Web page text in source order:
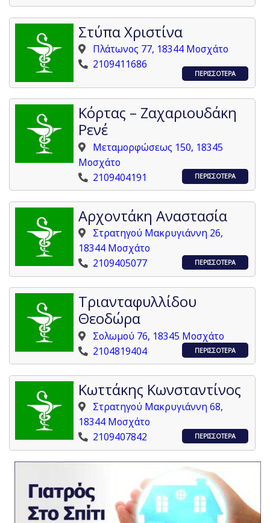
Στύπα Χριστίνα
Πλάτωνος 77, 18344 Μοσχάτο
2109411686
ΠΕΡΙΣΣΟΤΕΡΑ
Κόρτας – Ζαχαριουδάκη
Ρενέ
Μεταμορφώσεως 150, 18345
Μοσχάτο
2109404191
ΠΕΡΙΣΣΟΤΕΡΑ
Αρχοντάκη Αναστασία
Στρατηγού Μακρυγιάννη 26,
18344 Μοσχάτο
2109405077
ΠΕΡΙΣΣΟΤΕΡΑ
Τριανταφυλλίδου
Θεοδώρα
Σολωμού 76, 18345 Μοσχάτο
2104819404
ΠΕΡΙΣΣΟΤΕΡΑ
Κωττάκης Κωνσταντίνος
Στρατηγού Μακρυγιάννη 68,
18344 Μοσχάτο
2109407842
ΠΕΡΙΣΣΟΤΕΡΑ